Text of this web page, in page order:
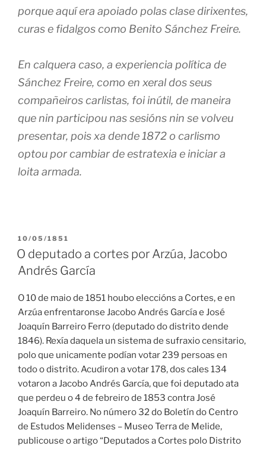
porque aquí era apoiado polas clase dirixentes,
curas e fidalgos como Benito Sánchez Freire.
En calquera caso, a experiencia política de
Sánchez Freire, como en xeral dos seus
compañeiros carlistas, foi inútil, de maneira
que nin participou nas sesións nin se volveu
presentar, pois xa dende 1872 o carlismo
optou por cambiar de estratexia e iniciar a
loita armada.
PUBLICADO
EN
10/05/1851
O deputado a cortes por Arzúa, Jacobo
Andrés García
O 10 de maio de 1851 houbo eleccións a Cortes, e en
Arzúa enfrentaronse Jacobo Andrés García e José
Joaquín Barreiro Ferro (deputado do distrito dende
1846). Rexía daquela un sistema de sufraxio censitario,
polo que unicamente podían votar 239 persoas en
todo o distrito. Acudiron a votar 178, dos cales 134
votaron a Jacobo Andrés García, que foi deputado ata
que perdeu o 4 de febreiro de 1853 contra José
Joaquín Barreiro. No número 32 do Boletín do Centro
de Estudos Melidenses – Museo Terra de Melide,
publicouse o artigo “Deputados a Cortes polo Distrito